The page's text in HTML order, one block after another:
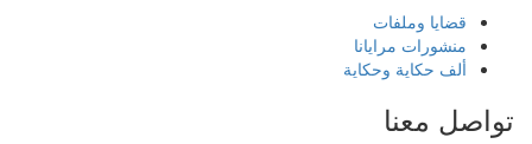
قضايا وملفات
منشورات مرايانا
ألف حكاية وحكاية
تواصل معنا